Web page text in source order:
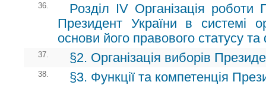
36.
Розділ ІV Організація
Президент України в системі
основи його правового статусу
37. §2. Організація виборів
38. §3. Функції та компетенція